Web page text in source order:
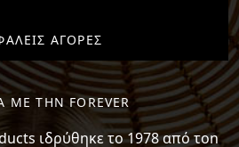
ΑΓΟΡΕΣ
ΜΕ ΤΗΝ FOREVER
ιδρύθηκε το 1978 από τon